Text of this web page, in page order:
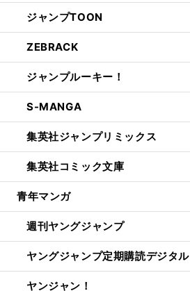
ジャンプTOON
ZEBRACK
ジャンプルーキー！
S-MANGA
集英社ジャンプリミックス
集英社コミック文庫
青年マンガ
週刊ヤングジャンプ
ヤングジャンプ定期購読デジタル
ヤンジャン！